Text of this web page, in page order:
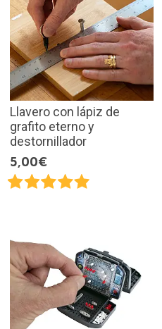
Llavero con lápiz de
grafito eterno y
destornillador
5,00€